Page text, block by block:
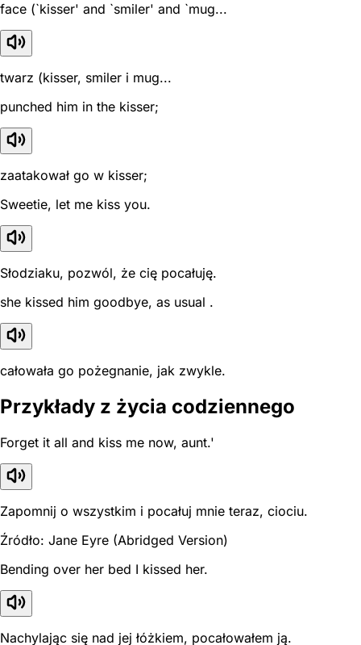
face (`kisser' and `smiler' and `mug...
twarz (kisser, smiler i mug...
punched him in the kisser;
zaatakował go w kisser;
Sweetie, let me kiss you.
Słodziaku, pozwól, że cię pocałuję.
she kissed him goodbye, as usual .
całowała go pożegnanie, jak zwykle.
Przykłady z życia codziennego
Forget it all and kiss me now, aunt.'
Zapomnij o wszystkim i pocałuj mnie teraz, ciociu.
Źródło: Jane Eyre (Abridged Version)
Bending over her bed I kissed her.
Nachylając się nad jej łóżkiem, pocałowałem ją.